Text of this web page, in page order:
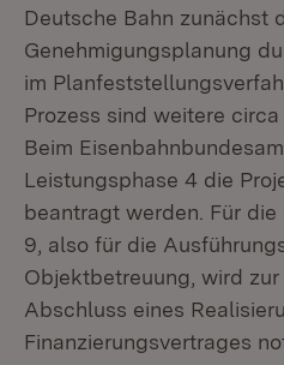
Deutsche Bahn zunächst
Genehmigungsplanung
im
Prozess sind weitere
Beim
Leistungsphase 4 die
beantragt werden. Für
9, also für die
Objektbetreuung, wird
Abschluss eines
Finanzierungsvertrages